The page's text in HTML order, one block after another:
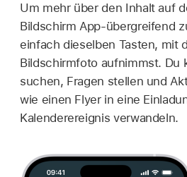
Um mehr über den Inhalt auf
Bildschirm App-übergreifend
einfach dieselben Tasten, mit
Bildschirmfoto aufnimmst. Du
suchen, Fragen stellen und
wie einen Flyer in eine
Kalenderereignis verwandeln.